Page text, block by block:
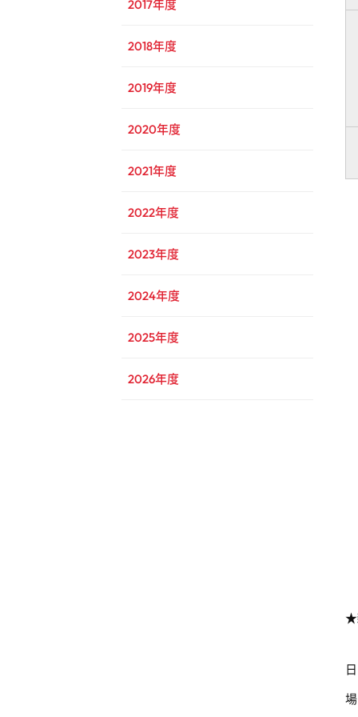
★
2017年度
2018年度
2019年度
2020年度
2021年度
2022年度
2023年度
2024年度
2025年度
2026年度